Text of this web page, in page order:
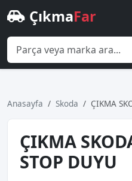
ÇıkmaFar
Anasayfa Skoda ÇIKMA
ÇIKMA
STOP DUYU